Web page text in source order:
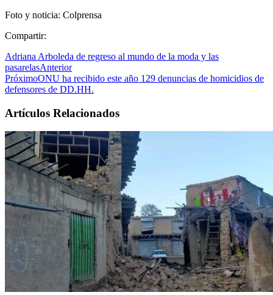
Foto y noticia: Colprensa
Compartir:
Adriana Arboleda de regreso al mundo de la moda y las
pasarelasAnterior
PróximoONU ha recibido este año 129 denuncias de homicidios de
defensores de DD.HH.
Artículos Relacionados